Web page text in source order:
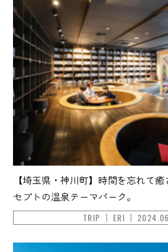
【埼玉県・神川町】時間を忘れて
セプトの温泉テーマパーク。
TRIP ERI